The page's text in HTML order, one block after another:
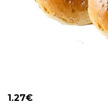
1.27€